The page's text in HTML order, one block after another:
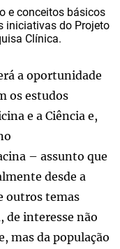
e conceitos básicos
iniciativas do Projeto
Clínica.
a oportunidade
os estudos
e a Ciência e,
– assunto que
desde a
outros temas
de interesse não
mas da população